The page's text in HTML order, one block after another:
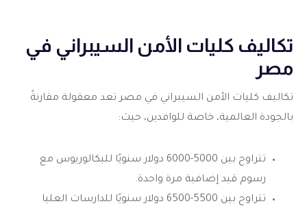
تكاليف كليات الأمن السيبراني في
مصر
تكاليف كليات الأمن السيبراني في مصر تعد معقولة مقارنةً
بالجودة العالمية، خاصة للوافدين، حيث:
تتراوح بين 5000-6000 دولار سنويًا للبكالوريوس مع
رسوم قيد إضافية مرة واحدة.
تتراوح بين 5500-6500 دولار سنويًا للدارسات العليا